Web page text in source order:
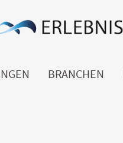
BRANCHEN